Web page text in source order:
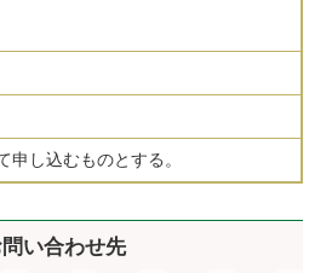
申し込むものとする。
い合わせ先